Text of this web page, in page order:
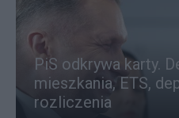
PiS odkrywa karty.
mieszkania, ETS,
rozliczenia